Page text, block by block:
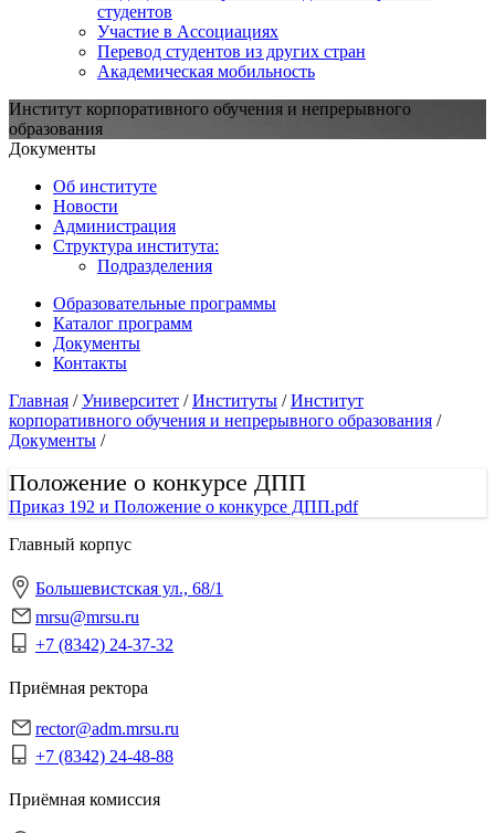
студентов
Участие в Ассоциациях
Перевод студентов из других стран
Академическая мобильность
Институт корпоративного обучения и непрерывного
образования
Документы
Об институте
Новости
Администрация
Структура института:
Подразделения
Образовательные программы
Каталог программ
Документы
Контакты
Главная /Университет /Институты /Институт
корпоративного обучения и непрерывного образования /
Документы /
Положение о конкурсе ДПП
Приказ 192 и Положение о конкурсе ДПП.pdf
Главный корпус
Большевистская ул., 68/1
mrsu@mrsu.ru
+7 (8342) 24-37-32
Приёмная ректора
rector@adm.mrsu.ru
+7 (8342) 24-48-88
Приёмная комиссия